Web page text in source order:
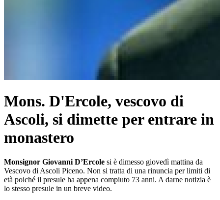
Mons. D'Ercole, vescovo di
Ascoli, si dimette per entrare in
monastero
Monsignor Giovanni D’Ercole si è dimesso giovedì mattina da
Vescovo di Ascoli Piceno. Non si tratta di una rinuncia per limiti di
età poiché il presule ha appena compiuto 73 anni. A darne notizia è
lo stesso presule in un breve video.